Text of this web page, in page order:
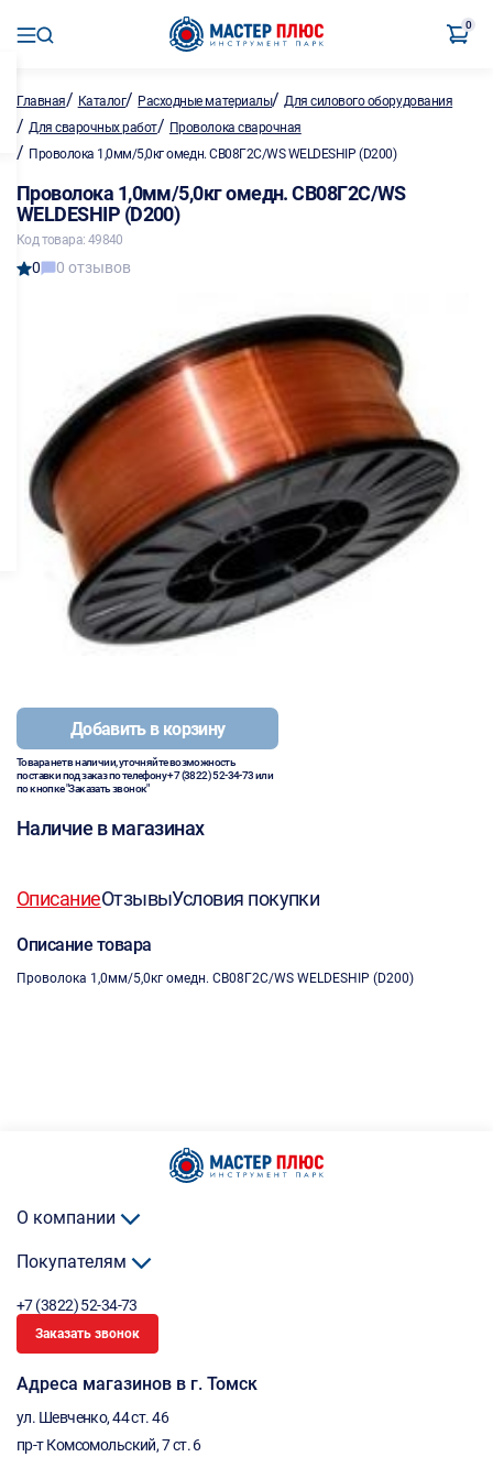
0
Главная/ Каталог/ Расходные материалы/Для силового оборудования
/ Для сварочных работ/ Проволока сварочная
/ Проволока 1,0мм/5,0кг омедн. СВ08Г2С/WS WELDESHIP (D200)
Проволока 1,0мм/5,0кг омедн. СВ08Г2С/WS
WELDESHIP (D200)
Код товара: 49840
0 0 отзывов
Добавить в корзину
Товара нет в наличии, уточняйте возможность
поставки под заказ по телефону+7 (3822) 52-34-73или
по кнопке "Заказать звонок"
Наличие в магазинах
ОписаниеОтзывыУсловия покупки
Описание товара
Проволока 1,0мм/5,0кг омедн. СВ08Г2С/WS WELDESHIP (D200)
О компании
Покупателям
+7 (3822) 52-34-73
Заказать звонок
Адреса магазинов в г. Томск
ул. Шевченко, 44 ст. 46
пр-т Комсомольский, 7 ст. 6